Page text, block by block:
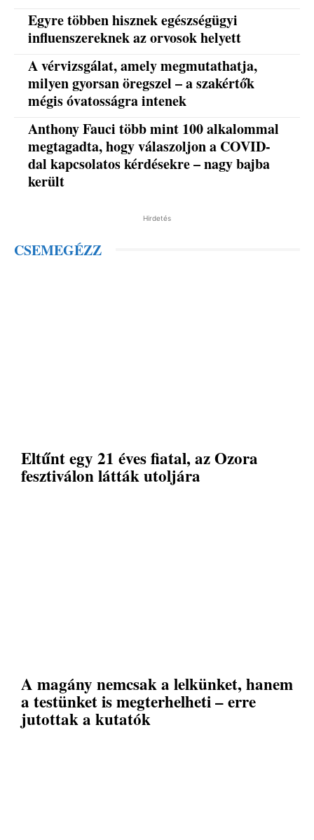
Egyre többen hisznek egészségügyi
influenszereknek az orvosok helyett
A vérvizsgálat, amely megmutathatja,
milyen gyorsan öregszel – a szakértők
mégis óvatosságra intenek
Anthony Fauci több mint 100 alkalommal
megtagadta, hogy válaszoljon a COVID-
dal kapcsolatos kérdésekre – nagy bajba
került
Hirdetés
CSEMEGÉZZ
Eltűnt egy 21 éves fiatal, az Ozora
fesztiválon látták utoljára
A magány nemcsak a lelkünket, hanem
a testünket is megterhelheti – erre
jutottak a kutatók